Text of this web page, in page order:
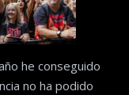
he conseguido
no ha podido